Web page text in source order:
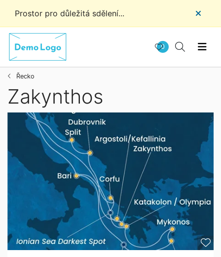
Prostor pro důležitá sdělení...
0
Řecko
Zakynthos